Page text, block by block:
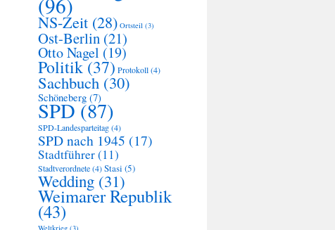
NS-Zeit (28) Ortsteil (3)
Ost-Berlin (21)
Otto Nagel (19)
Politik(37) Protokoll(4)
Sachbuch (30)
Schöneberg (7)
SPD(87)
SPD-Landesparteitag(4)
SPD nach 1945 (17)
Stadtführer(11)
Stadtverordnete(4)Stasi (5)
Wedding (31)
Weimarer Republik
(43)
Weltkrieg (3)